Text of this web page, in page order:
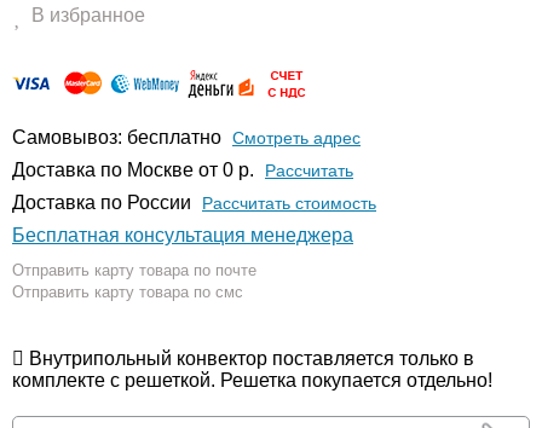
В избранное
Самовывоз: бесплатно Смотреть адрес
Доставка по Москве от 0 р. Расcчитать
Доставка по России Рассчитать стоимость
Бесплатная консультация менеджера
Отправить карту товара по почте
Отправить карту товара по смс
Внутрипольный конвектор поставляется только в
комплекте с решеткой. Решетка покупается отдельно!